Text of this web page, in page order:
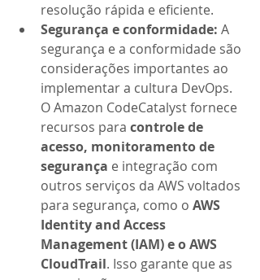
resolução rápida e eficiente.
Segurança e conformidade: A
segurança e a conformidade são
considerações importantes ao
implementar a cultura DevOps.
O Amazon CodeCatalyst fornece
recursos para controle de
acesso, monitoramento de
segurança e integração com
outros serviços da AWS voltados
para segurança, como o AWS
Identity and Access
Management (IAM) e o AWS
CloudTrail. Isso garante que as